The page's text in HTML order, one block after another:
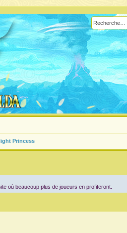
Princess
où beaucoup plus de joueurs en profiteront.